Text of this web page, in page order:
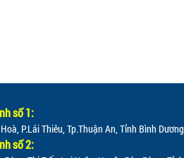
số 1:
P.Lái Thiêu, Tp.Thuận An, Tỉnh Bình Dương
số 2: